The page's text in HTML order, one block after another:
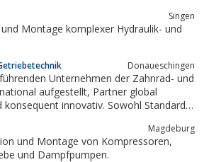
Singen
Donaueschingen
Unternehmen der Zahnrad- und
Partner global
konsequent innovativ. Sowohl Stan­dard­
wir auf höchstem Niveau um – von der
Magdeburg
Getriebe und Dampfpumpen.